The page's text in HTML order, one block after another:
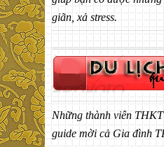
giãn, xả stress.
Những thành viên
guide mời cả Gia đình